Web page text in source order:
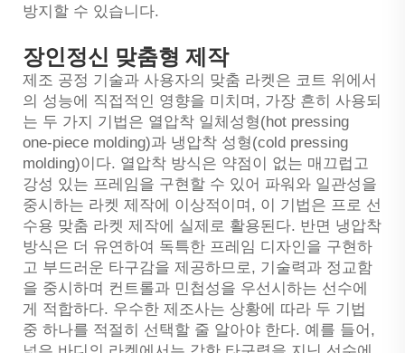
방지할 수 있습니다.
장인정신 맞춤형 제작
제조 공정 기술과 사용자의 맞춤 라켓은 코트 위에서
의 성능에 직접적인 영향을 미치며, 가장 흔히 사용되
는 두 가지 기법은 열압착 일체성형(hot pressing
one-piece molding)과 냉압착 성형(cold pressing
molding)이다. 열압착 방식은 약점이 없는 매끄럽고
강성 있는 프레임을 구현할 수 있어 파워와 일관성을
중시하는 라켓 제작에 이상적이며, 이 기법은 프로 선
수용 맞춤 라켓 제작에 실제로 활용된다. 반면 냉압착
방식은 더 유연하여 독특한 프레임 디자인을 구현하
고 부드러운 타구감을 제공하므로, 기술력과 정교함
을 중시하며 컨트롤과 민첩성을 우선시하는 선수에
게 적합하다. 우수한 제조사는 상황에 따라 두 기법
중 하나를 적절히 선택할 줄 알아야 한다. 예를 들어,